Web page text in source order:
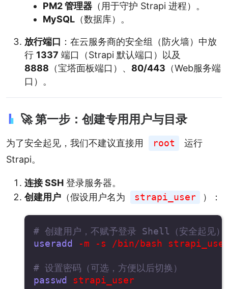
PM2 管理器 （用于守护 Strapi 进程）。
MySQL （数据库）。
放行端口 ：在云服务商的安全组（防火墙）中放
行 1337 端口（Strapi 默认端口）以及
8888 （宝塔面板端口）、 80/443 （Web服务端
口）。
🚀 第一步：创建专用用户与目录
为了安全起见，我们不建议直接用 root
运行
Strapi。
连接 SSH 登录服务器。
创建用户 （假设用户名为 strapi_user ）：
# 创建用户，不赋予登录 Shell（安全起见）
useradd
-m -s /bin/bash
# 设置密码（可选，方便以后切换）
passwd